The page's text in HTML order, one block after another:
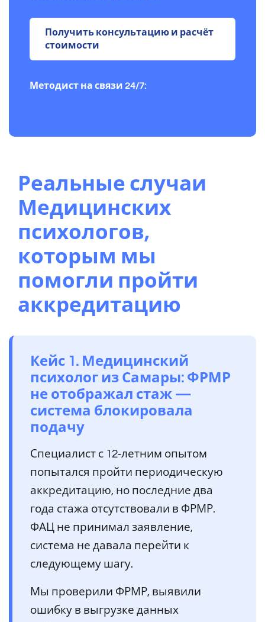
Получить консультацию и расчёт
стоимости
Методист на связи 24/7:
Реальные случаи
Медицинских
психологов,
которым мы
помогли пройти
аккредитацию
Кейс 1. Медицинский
психолог из Самары: ФРМР
не отображал стаж —
система блокировала
подачу
Специалист с 12‑летним опытом
попытался пройти периодическую
аккредитацию, но последние два
года стажа отсутствовали в ФРМР.
ФАЦ не принимал заявление,
система не давала перейти к
следующему шагу.
Мы проверили ФРМР, выявили
ошибку в выгрузке данных